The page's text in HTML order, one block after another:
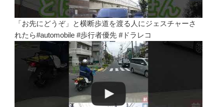
「お先にどうぞ」と横断歩道を渡る人にジェスチャーさ
れたら#automobile #歩行者優先 #ドラレコ